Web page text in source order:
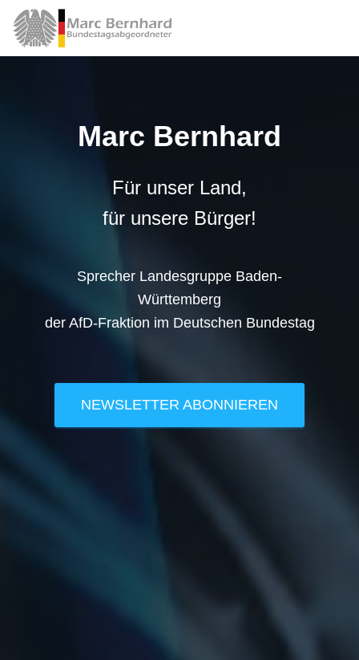
Marc Bernhard
Für unser Land,
für unsere Bürger!
Sprecher Landesgruppe Baden-
Württemberg
der AfD-Fraktion im Deutschen Bundestag
NEWSLETTER ABONNIEREN